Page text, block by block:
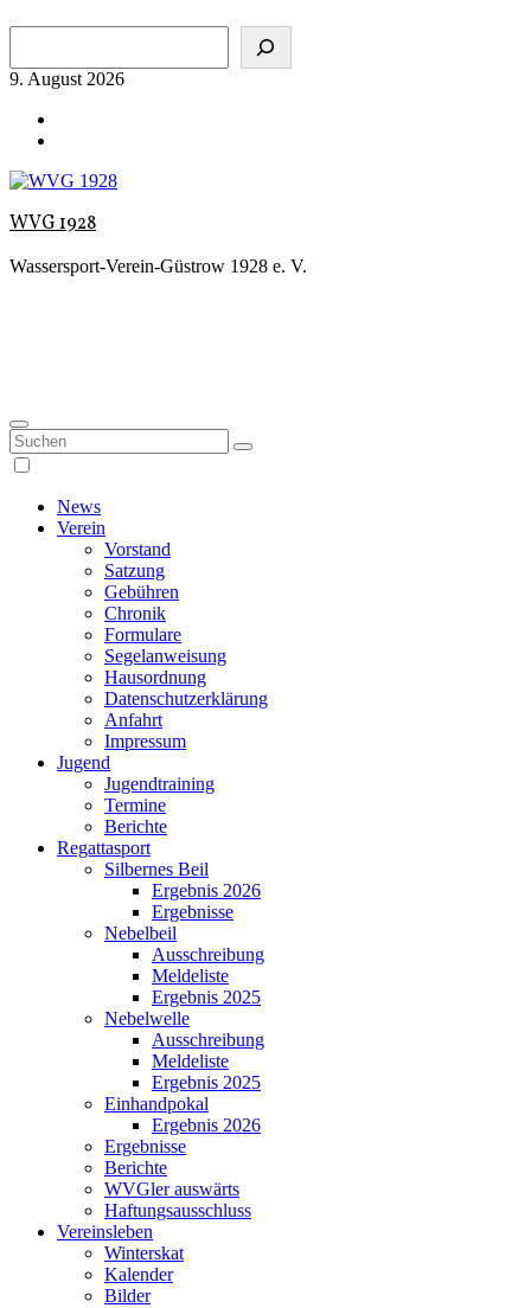
springen
9. August 2026
WVG 1928
Wassersport-Verein-Güstrow 1928 e. V.
News
Verein
Vorstand
Satzung
Gebühren
Chronik
Formulare
Segelanweisung
Hausordnung
Datenschutzerklärung
Anfahrt
Impressum
Jugend
Jugendtraining
Termine
Berichte
Regattasport
Silbernes Beil
Ergebnis 2026
Ergebnisse
Nebelbeil
Ausschreibung
Meldeliste
Ergebnis 2025
Nebelwelle
Ausschreibung
Meldeliste
Ergebnis 2025
Einhandpokal
Ergebnis 2026
Ergebnisse
Berichte
WVGler auswärts
Haftungsausschluss
Vereinsleben
Winterskat
Kalender
Bilder